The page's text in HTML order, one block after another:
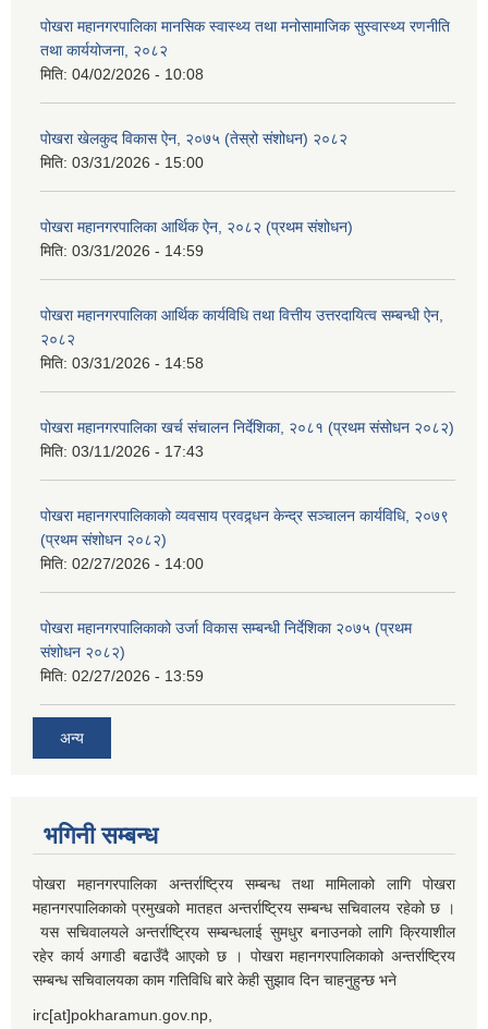
पोखरा महानगरपालिका मानसिक स्वास्थ्य तथा मनोसामाजिक सुस्वास्थ्य रणनीति
तथा कार्ययोजना, २०८२
मिति: 04/02/2026 - 10:08
पोखरा खेलकुद विकास ऐन, २०७५ (तेस्रो संशोधन) २०८२
मिति: 03/31/2026 - 15:00
पोखरा महानगरपालिका आर्थिक ऐन, २०८२ (प्रथम संशोधन)
मिति: 03/31/2026 - 14:59
पोखरा महानगरपालिका आर्थिक कार्यविधि तथा वित्तीय उत्तरदायित्व सम्बन्धी ऐन,
२०८२
मिति: 03/31/2026 - 14:58
पोखरा महानगरपालिका खर्च संचालन निर्देशिका, २०८१ (प्रथम संसोधन २०८२)
मिति: 03/11/2026 - 17:43
पोखरा महानगरपालिकाको व्यवसाय प्रवद्र्धन केन्द्र सञ्चालन कार्यविधि, २०७९
(प्रथम संशोधन २०८२)
मिति: 02/27/2026 - 14:00
पोखरा महानगरपालिकाको उर्जा विकास सम्बन्धी निर्देशिका २०७५ (प्रथम
संशोधन २०८२)
मिति: 02/27/2026 - 13:59
अन्य
भगिनी सम्बन्ध
पोखरा महानगरपालिका अन्तर्राष्ट्रिय सम्बन्ध तथा मामिलाको लागि पोखरा
महानगरपालिकाको प्रमुखको मातहत अन्तर्राष्ट्रिय सम्बन्ध सचिवालय रहेको छ ।
यस सचिवालयले अन्तर्राष्ट्रिय सम्बन्धलाई सुमधुर बनाउनको लागि क्रियाशील
रहेर कार्य अगाडी बढाउँदै आएको छ । पोखरा महानगरपालिकाको अन्तर्राष्ट्रिय
सम्बन्ध सचिवालयका काम गतिविधि बारे केही सुझाव दिन चाहनुहुन्छ भने
irc[at]pokharamun.gov.np,